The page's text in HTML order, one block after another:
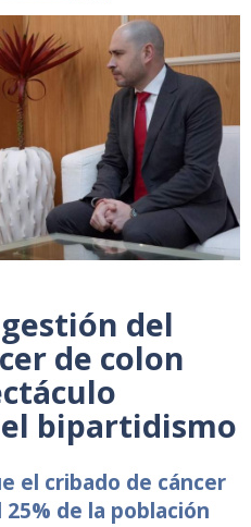
del
de colon
bipartidismo
el cribado de cáncer
de la población